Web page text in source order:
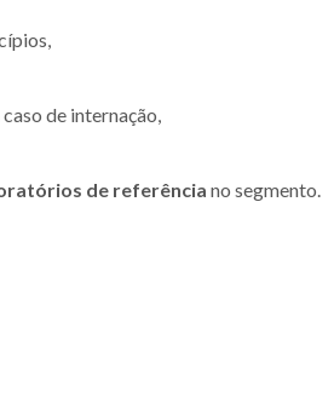
de internação,
de referência no segmento.